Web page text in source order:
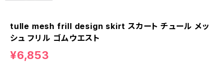
tulle mesh frill design skirt スカート チュール メッ
シュ フリル ゴムウエスト
¥6,853